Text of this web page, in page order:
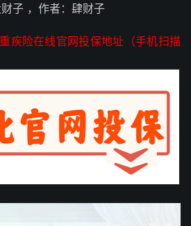
子 ，作者：肆财子
疾险在线官网投保地址（手机扫描